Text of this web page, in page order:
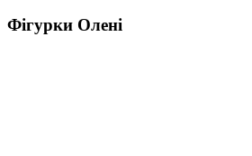
Фігурки Олені